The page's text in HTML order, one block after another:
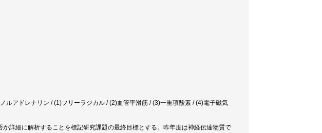
ルアドレナリン / (1)フリーラジカル / (2)血管平滑筋 / (3)一重項酸素 / (4)電子磁気
詳細に解析することを標記研究課題の最終目標とする。昨年度は神経伝達物質で